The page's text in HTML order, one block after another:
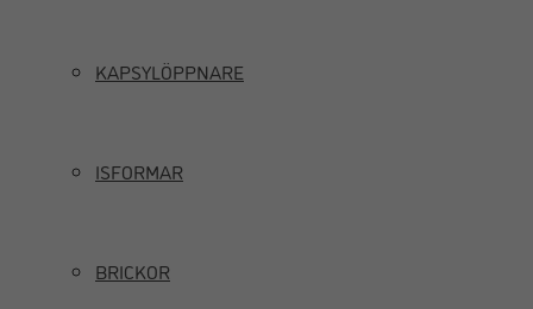
KAPSYLÖPPNARE
ISFORMAR
BRICKOR